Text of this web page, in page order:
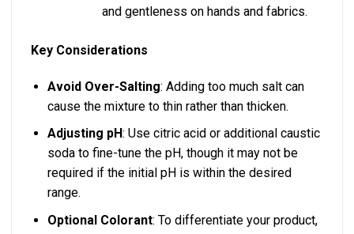
and gentleness on hands and fabrics.
Key Considerations
Avoid Over-Salting: Adding too much salt can
cause the mixture to thin rather than thicken.
Adjusting pH: Use citric acid or additional caustic
soda to fine-tune the pH, though it may not be
required if the initial pH is within the desired
range.
Optional Colorant: To differentiate your product,